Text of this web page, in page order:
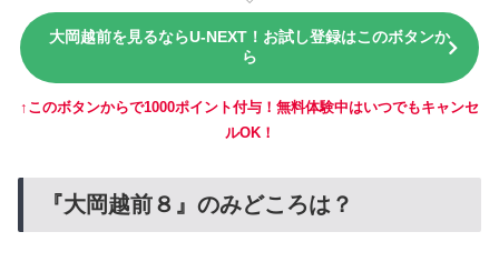
大岡越前を見るならU-NEXT！お試し登録はこのボタンか
ら
↑このボタンからで1000ポイント付与！無料体験中はいつでもキャンセ
ルOK！
『大岡越前８』のみどころは？